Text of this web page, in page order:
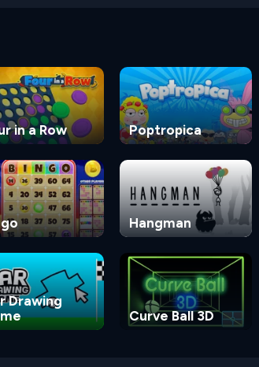
in a Row Poptropica
Hangman
Drawing
Curve Ball 3D